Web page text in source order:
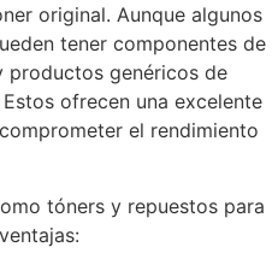
original. Aunque algunos
tener componentes de
productos genéricos de
ofrecen una excelente
el rendimiento
tóners y repuestos para